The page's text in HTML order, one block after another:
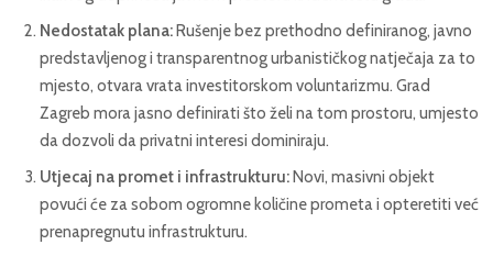
Nedostatak plana: Rušenje bez prethodno definiranog, javno
predstavljenog i transparentnog urbanističkog natječaja za to
mjesto, otvara vrata investitorskom voluntarizmu. Grad
Zagreb mora jasno definirati što želi na tom prostoru, umjesto
da dozvoli da privatni interesi dominiraju.
Utjecaj na promet i infrastrukturu: Novi, masivni objekt
povući će za sobom ogromne količine prometa i opteretiti već
prenapregnutu infrastrukturu.